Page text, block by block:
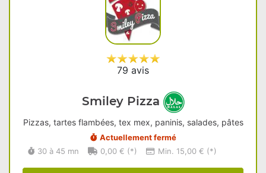
79 avis
Smiley Pizza
Pizzas, tartes flambées, tex mex, paninis, salades, pâtes
Actuellement fermé
30 à 45 mn
0,00 € (*) Min. 15,00 € (*)